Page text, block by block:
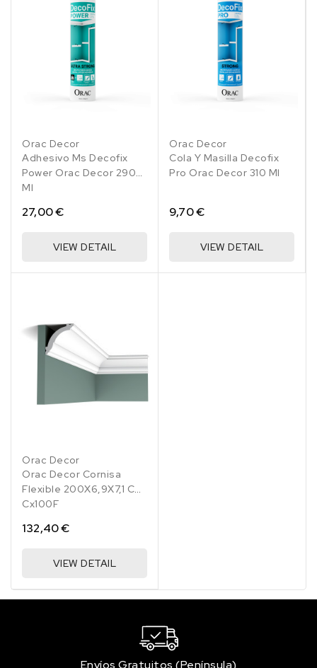
Orac Decor
Adhesivo Ms Decofix
Power Orac Decor 290
Ml
27,00 €
VIEW DETAIL
Orac Decor
Cola Y Masilla Decofix
Pro Orac Decor 310 Ml
9,70 €
VIEW DETAIL
Orac Decor
Orac Decor Cornisa
Flexible 200X6,9X7,1 Cm
Cx100F
132,40 €
VIEW DETAIL
Envíos Gratuitos (Península)